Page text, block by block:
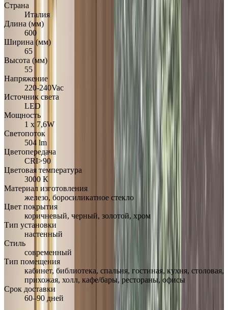
Страна
Италия
Длина (мм)
600
Ширина (мм)
65
Высота (мм)
55
Напряжение
220-240Vac
Источник света
LED
Мощность
1 х 7,6W
Светопоток
504 lm
Цветопередача
CRI>90
Цветовая температура
3000 К
Материал изготовления
железо, боросиликатное стекло
Цвет покрытия
коричневый, черный, золотой, хром
Тип установки
настенный
Стиль
современный
Тип помещения
кабинет, библиотека, спальня, гостиная, кухня, столовая,
прихожая, холл, кафе/бары, рестораны, офисы
Срок доставки
60–90 дней